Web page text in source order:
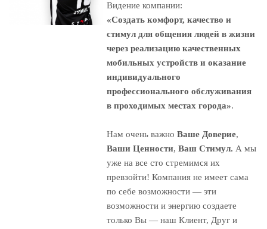
Видение компании:
«Cоздать комфорт, качество и
стимул для общения людей в жизни
через реализацию качественных
мобильных устройств и оказание
индивидуального
профессионального обслуживания
в проходимых местах города».
Нам очень важно Ваше Доверие,
Ваши Ценности, Ваш Стимул. А мы
уже на все сто стремимся их
превзойти! Компания не имеет сама
по себе возможности — эти
возможности и энергию создаете
только Вы — наш Клиент, Друг и